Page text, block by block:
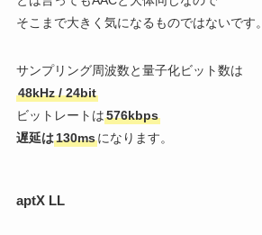
そこまで大きく気になるものではないです。
サンプリング周波数と量子化ビット数は
48kHz / 24bit
ビットレートは576kbps
遅延は130msになります。
aptX LL